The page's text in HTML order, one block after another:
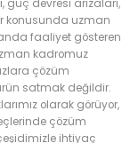
güç devresi arızaları,
konusunda uzman
faaliyet gösteren
kadromuz
çözüm
satmak değildir.
olarak görüyor,
çözüm
ihtiyaç